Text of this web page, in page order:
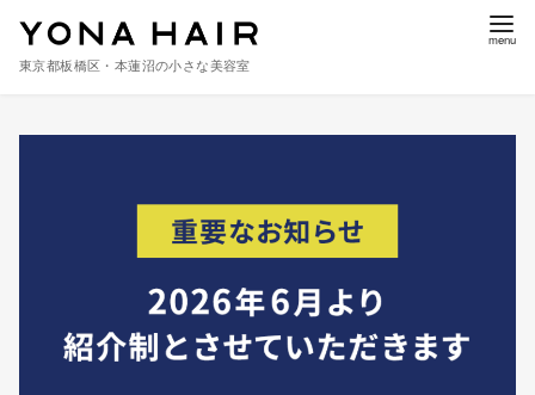
東京都板橋区・本蓮沼の小さな美容室